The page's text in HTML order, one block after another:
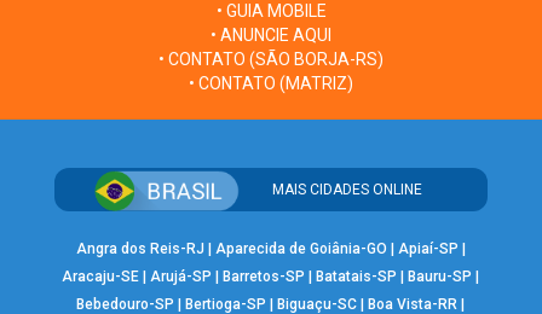
• GUIA MOBILE
• ANUNCIE AQUI
• CONTATO (SÃO BORJA-RS)
• CONTATO (MATRIZ)
MAIS CIDADES ONLINE
Angra dos Reis-RJ | Aparecida de Goiânia-GO | Apiaí-SP |
Aracaju-SE | Arujá-SP |Barretos-SP |Batatais-SP |Bauru-SP |
Bebedouro-SP |Bertioga-SP |Biguaçu-SC |Boa Vista-RR |